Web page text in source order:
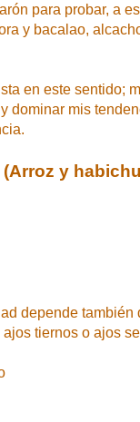
para probar, a
y bacalao,
en este sentido;
dominar mis
y
depende también
tiernos o ajos